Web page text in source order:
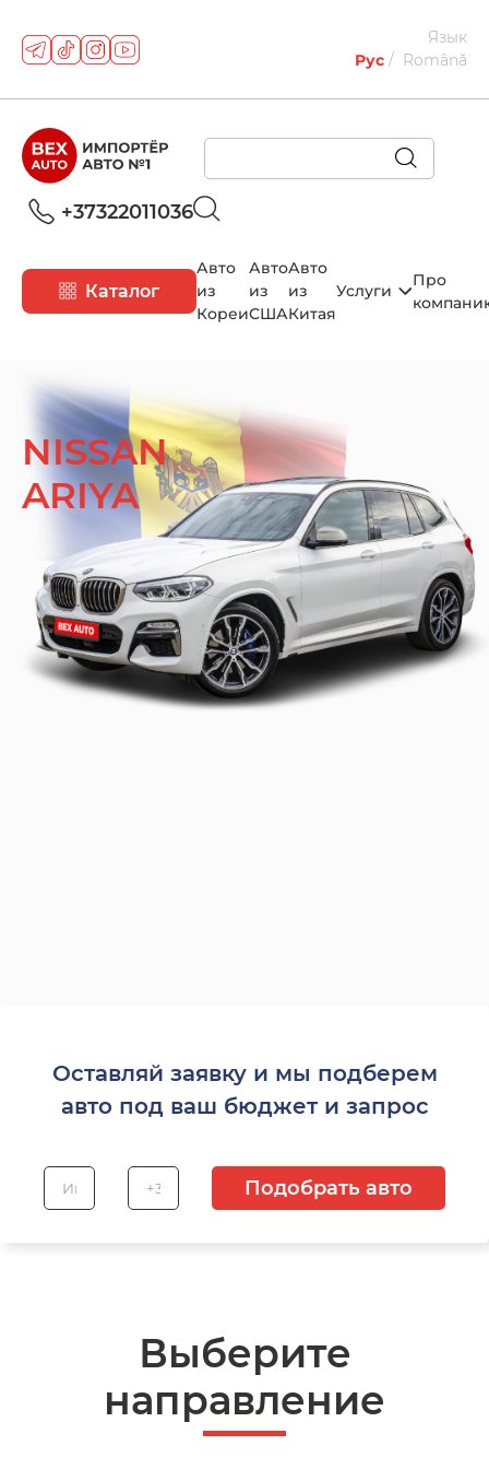
Язык
Рус
Română
+37322011036
Каталог
Авто
из
Кореи
Авто
из
США
Авто
из
Китая
Услуги
Про
NISSAN
ARIYA
Оставляй заявку и мы подберем
авто под ваш бюджет и запрос
Подобрать авто
Выберите
направление